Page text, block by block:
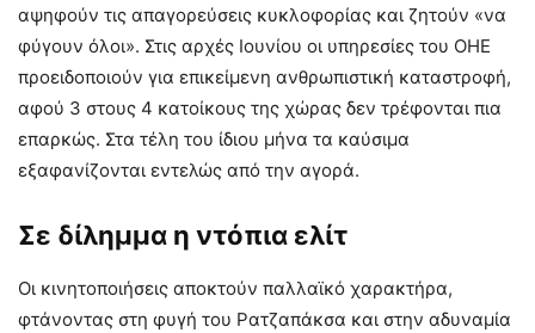
αψηφούν τις απαγορεύσεις κυκλοφορίας και ζητούν «να
φύγουν όλοι». Στις αρχές Ιουνίου οι υπηρεσίες του ΟΗΕ
προειδοποιούν για επικείμενη ανθρωπιστική καταστροφή,
αφού 3 στους 4 κατοίκους της χώρας δεν τρέφονται πια
επαρκώς. Στα τέλη του ίδιου μήνα τα καύσιμα
εξαφανίζονται εντελώς από την αγορά.
Σε δίλημμα η ντόπια ελίτ
Οι κινητοποιήσεις αποκτούν παλλαϊκό χαρακτήρα,
φτάνοντας στη φυγή του Ρατζαπάκσα και στην αδυναμία